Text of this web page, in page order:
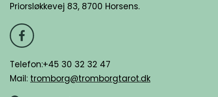
Priorsløkkevej 83, 8700 Horsens.
Telefon:+45 30 32 32 47
Mail: tromborg@tromborgtarot.dk